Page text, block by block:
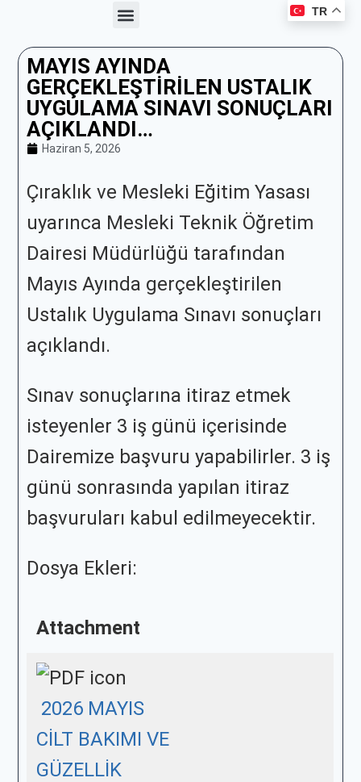
MAYIS AYINDA
GERÇEKLEŞTIRILEN USTALIK
UYGULAMA SINAVI SONUÇLARI
AÇIKLANDI…
Haziran 5, 2026
Çıraklık ve Mesleki Eğitim Yasası
uyarınca Mesleki Teknik Öğretim
Dairesi Müdürlüğü tarafından
Mayıs Ayında gerçekleştirilen
Ustalık Uygulama Sınavı sonuçları
açıklandı.
Sınav sonuçlarına itiraz etmek
isteyenler 3 iş günü içerisinde
Dairemize başvuru yapabilirler. 3 iş
günü sonrasında yapılan itiraz
başvuruları kabul edilmeyecektir.
Dosya Ekleri:
Attachment
2026 MAYIS
CİLT BAKIMI VE
GÜZELLİK
TR